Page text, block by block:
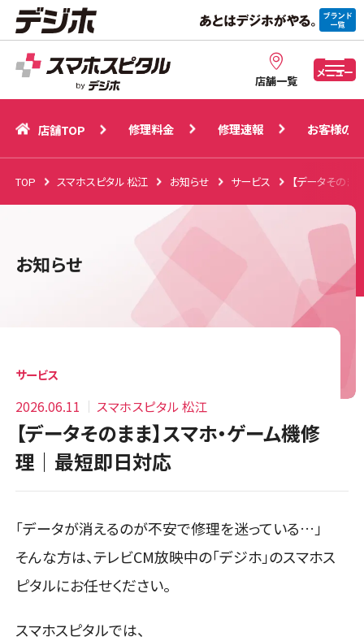
店舗一覧
メニュー
店舗TOP 修理速報 お客様の声
店舗TOP 修理料金 修理速報 お客様の声
TOP スマホスピタル 松江 お知らせ サービス 【データその
お知らせ
サービス
2026.06.11 スマホスピタル 松江
【データそのまま】スマホ・ゲーム機修
理｜最短即日対応
「データが消えるのが不安で修理を迷っている…」
そんな方は、テレビCM放映中の「デジホ」のスマホス
ピタルにお任せください。
スマホスピタルでは、